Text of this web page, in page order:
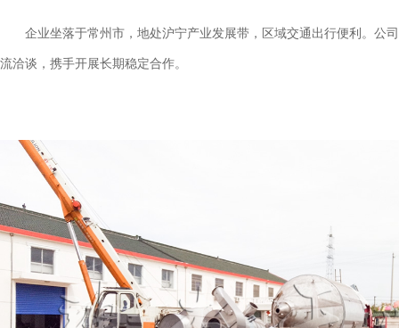
企业坐落于常州市，地处沪宁产业发展带，区域交通出行便利。公司
流洽谈，携手开展长期稳定合作。